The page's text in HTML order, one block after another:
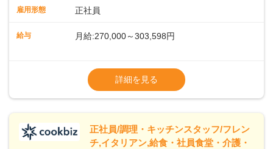
新宿・東京駅まで20分圏内と便利な好ロケーション。ビジネ
ームほか、朝食からディナーまでお楽しみいただけるオール
◎ワークライフバランスがとりやすい♪年間休日118～121
日。長期休暇の取得も推奨しているほか、バースデー休暇や
万円、最長10年間として、当社が直接返済を行います。
雇用形態 正社員
給与 月給:270,000～303,598円
◎賞与／年2回（年2か月分支給）
※経験・能力および年齢・前職給与を考慮し
て優遇いたします
※試用期間3ヶ月（同条件）
※給与には固定残業代（月22時間分、
39,600円～43,598円分）を含みます。超過
詳細を見る
正社員/調理・キッチンスタッフ/フレン
チ,イタリアン,給食・社員食堂・介護・